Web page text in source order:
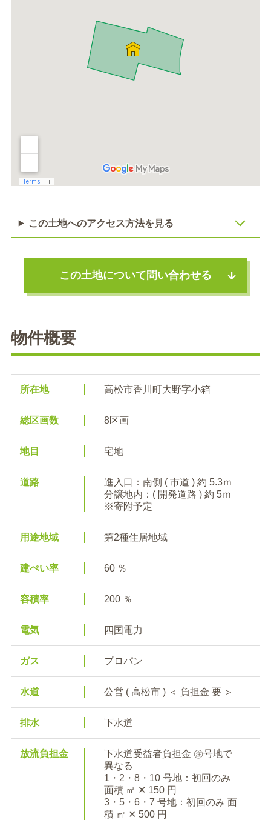
この土地へのアクセス方法を見る
この土地について問い合わせる
物件概要
所在地 高松市香川町大野字小箱
総区画数 8区画
地目 宅地
道路
進入口：南側 ( 市道 ) 約 5.3ｍ
分譲地内：( 開発道路 ) 約 5ｍ
※寄附予定
用途地域 第2種住居地域
建ぺい率 60 ％
容積率 200 ％
電気 四国電力
ガス プロパン
水道 公営 ( 高松市 ) ＜ 負担金 要 ＞
排水 下水道
放流負担金
下水道受益者負担金 ㊟号地で
異なる
1・2・8・10 号地：初回のみ
面積 ㎡ ✕ 150 円
3・5・6・7 号地：初回のみ 面
積 ㎡ ✕ 500 円